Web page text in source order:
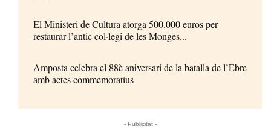
El Ministeri de Cultura atorga 500.000 euros per
restaurar l’antic col·legi de les Monges...
Amposta celebra el 88è aniversari de la batalla de l’Ebre
amb actes commemoratius
- Publicitat -